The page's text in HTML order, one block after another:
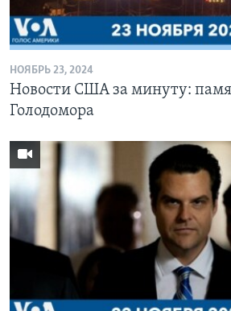
Learning English
СОЦИАЛЬНЫЕ СЕТИ
Языки
НОЯБРЬ 23, 2024
Новости США за минуту:
Голодомора